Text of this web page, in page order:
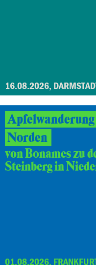
16.08.2026,
Norden
von Bonames zu
Steinberg in
01.08.2026,